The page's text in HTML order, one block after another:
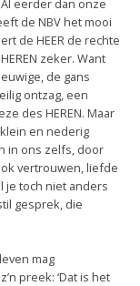
eerder dan onze
de NBV het mooi
de HEER de rechte
zeker. Want
de gans
ontzag, een
des HEREN. Maar
en nederig
in ons zelfs, door
vertrouwen, liefde
je toch niet anders
gesprek, die
mag
preek: ‘Dat is het